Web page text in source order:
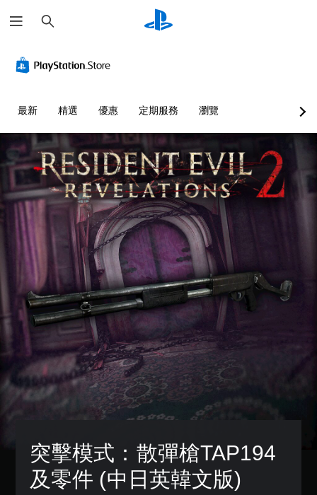
尋
最新 精選 優惠 定期服務 瀏覽
突擊模式：散彈槍TAP194
及零件 (中日英韓文版)